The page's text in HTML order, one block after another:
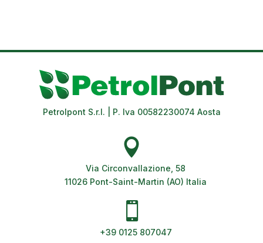
Petrolpont S.r.l. | P. Iva 00582230074 Aosta

Via Circonvallazione, 58
11026 Pont-Saint-Martin (AO) Italia

+39 0125 807047